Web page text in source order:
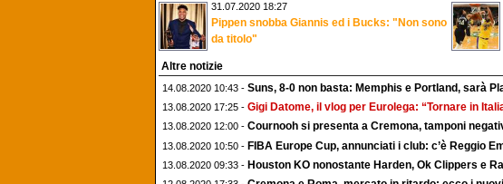
31.07.2020 18:27
Pippen snobba Giannis ed i Bucks: "Non sono
da titolo"
Altre notizie
14.08.2020 10:43 - Suns, 8-0 non basta: Memphis e Portland, sarà
13.08.2020 17:25 - Gigi Datome, il vlog per Eurolega: “Tornare in
13.08.2020 12:00 - Cournooh si presenta a Cremona, tamponi
13.08.2020 10:50 - FIBA Europe Cup, annunciati i club: c’è Reggio
13.08.2020 09:33 - Houston KO nonostante Harden, Ok Clippers e